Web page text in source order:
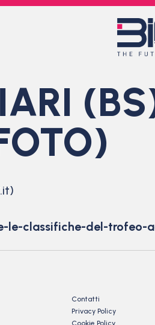
classifiche-del-trofeo-
Contatti
Privacy Policy